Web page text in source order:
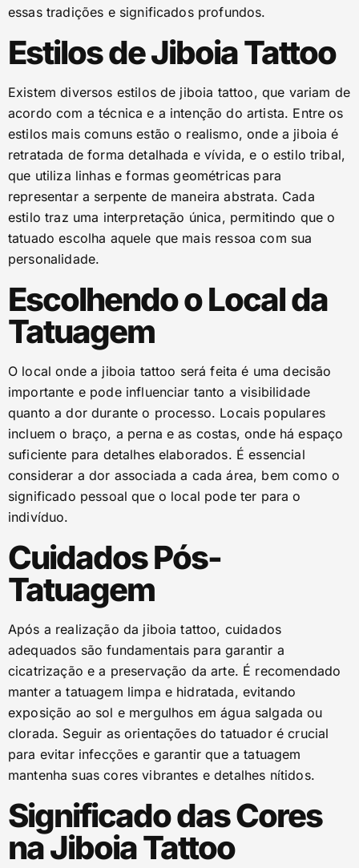
essas tradições e significados profundos.
Estilos de Jiboia Tattoo
Existem diversos estilos de jiboia tattoo, que variam de
acordo com a técnica e a intenção do artista. Entre os
estilos mais comuns estão o realismo, onde a jiboia é
retratada de forma detalhada e vívida, e o estilo tribal,
que utiliza linhas e formas geométricas para
representar a serpente de maneira abstrata. Cada
estilo traz uma interpretação única, permitindo que o
tatuado escolha aquele que mais ressoa com sua
personalidade.
Escolhendo o Local da
Tatuagem
O local onde a jiboia tattoo será feita é uma decisão
importante e pode influenciar tanto a visibilidade
quanto a dor durante o processo. Locais populares
incluem o braço, a perna e as costas, onde há espaço
suficiente para detalhes elaborados. É essencial
considerar a dor associada a cada área, bem como o
significado pessoal que o local pode ter para o
indivíduo.
Cuidados Pós-
Tatuagem
Após a realização da jiboia tattoo, cuidados
adequados são fundamentais para garantir a
cicatrização e a preservação da arte. É recomendado
manter a tatuagem limpa e hidratada, evitando
exposição ao sol e mergulhos em água salgada ou
clorada. Seguir as orientações do tatuador é crucial
para evitar infecções e garantir que a tatuagem
mantenha suas cores vibrantes e detalhes nítidos.
Significado das Cores
na Jiboia Tattoo